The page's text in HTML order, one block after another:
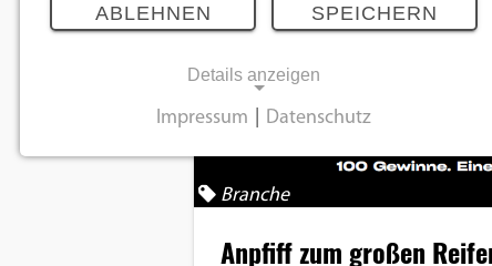
Branche
Anpfiff zum großen
ABLEHNEN SPEICHERN
Details anzeigen
Notwendige Cookies ermöglichen
grundlegende Funktionen und sind für die
einwandfreie Funktion der Website
Impressum Datenschutz